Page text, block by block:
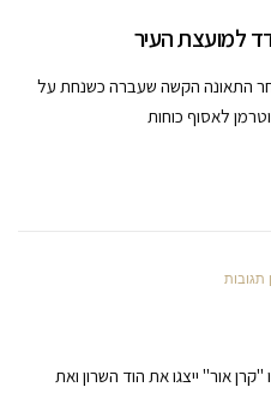
למועצת העיר
התאונה הקשה שעברה כשנחת על
לאסוף כוחות
תגובות
אור" ייצגו את הוד השרון ואת